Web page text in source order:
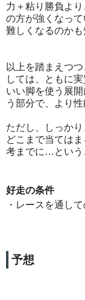
力＋粘り勝負よ
の方が強くなっ
難しくなるのかも
以上を踏まえつ
しては、ともに
いい脚を使う展
う部分で、より
ただし、しっか
どこまで当ては
考までに…という
好走の条件
・レースを通し
予想